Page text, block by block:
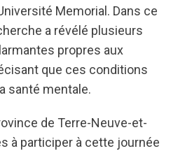
Memorial. Dans ce
a révélé plusieurs
propres aux
que ces conditions
santé mentale.
de Terre-Neuve-et-
à participer à cette journée